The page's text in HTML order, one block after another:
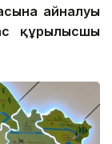
айналуы
құрылысшы